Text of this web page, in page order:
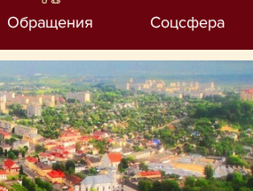
Обращения Соцсфера